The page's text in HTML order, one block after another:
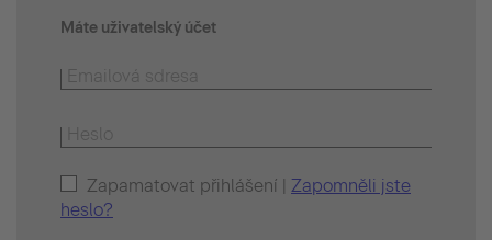
Máte uživatelský účet
Zapamatovat přihlášení | Zapomněli jste
heslo?